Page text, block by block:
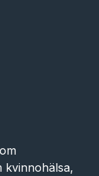
kvinnohälsa,